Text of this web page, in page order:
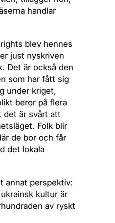
handlar
blev hennes
just nyskriven
Det är också den
som har fått sig
under kriget,
beror på flera
det är svårt att
Folk blir
de bor och får
det lokala
annat perspektiv:
kultur är
av ryskt